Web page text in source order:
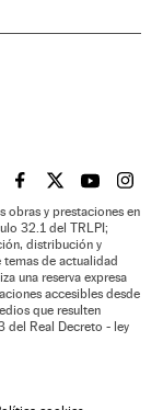
EL PAÍS BRASIL EN
EL PAÍSEL PAÍS
EL
obras y prestaciones en
32.1 del TRLPI;
distribución y
de actualidad
una reserva expresa
accesibles desde
que resulten
del Real Decreto - ley